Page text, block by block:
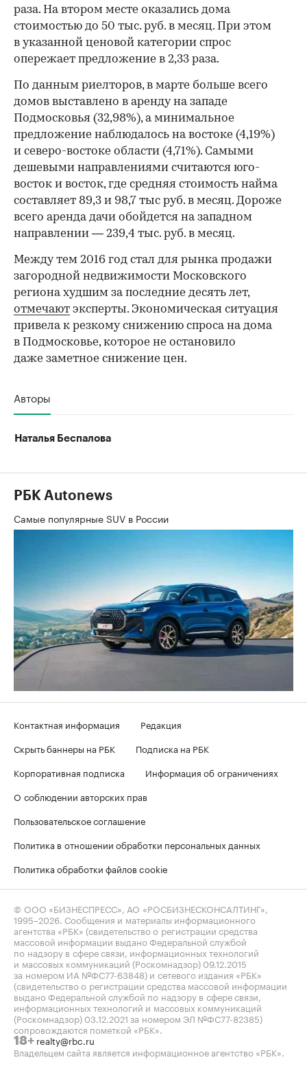
раза. На втором месте оказались дома
стоимостью до 50 тыс. руб. в месяц. При этом
в указанной ценовой категории спрос
опережает предложение в 2,33 раза.
По данным риелторов, в марте больше всего
домов выставлено в аренду на западе
Подмосковья (32,98%), а минимальное
предложение наблюдалось на востоке (4,19%)
и северо-востоке области (4,71%). Самыми
дешевыми направлениями считаются юго-
восток и восток, где средняя стоимость найма
составляет 89,3 и 98,7 тыс руб. в месяц. Дороже
всего аренда дачи обойдется на западном
направлении — 239,4 тыс. руб. в месяц.
Между тем 2016 год стал для рынка продажи
загородной недвижимости Московского
региона худшим за последние десять лет,
отмечают эксперты. Экономическая ситуация
привела к резкому снижению спроса на дома
в Подмосковье, которое не остановило
даже заметное снижение цен.
Авторы
Наталья Беспалова
РБК Autonews
Самые популярные SUV в России
Контактная информация
Редакция
Скрыть баннеры на РБК
Подписка на РБК
Корпоративная подписка
Информация об ограничениях
О соблюдении авторских прав
Пользовательское соглашение
Политика в отношении обработки персональных данных
Политика обработки файлов cookie
© ООО «БИЗНЕСПРЕСС», АО «РОСБИЗНЕСКОНСАЛТИНГ»,
1995–2026 . Сообщения и материалы информационного
агентства «РБК» (свидетельство о регистрации средства
массовой информации выдано Федеральной службой
по надзору в сфере связи, информационных технологий
и массовых коммуникаций (Роскомнадзор) 09.12.2015
за номером ИА №ФС77-63848) и сетевого издания «РБК»
(свидетельство о регистрации средства массовой информации
выдано Федеральной службой по надзору в сфере связи,
информационных технологий и массовых коммуникаций
(Роскомнадзор) 03.12.2021 за номером ЭЛ №ФС77-82385)
сопровождаются пометкой «РБК».
18+ realty@rbc.ru
Владельцем сайта является информационное агентство «РБК».